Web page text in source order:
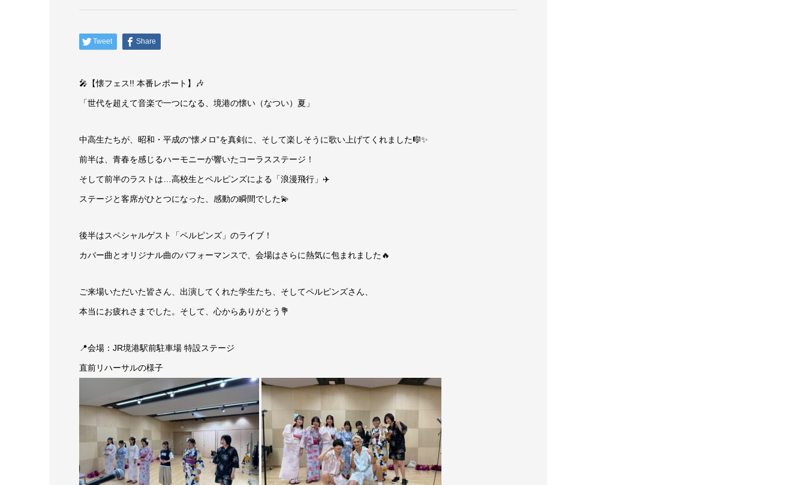
Tweet Share
🎤【懐フェス!! 本番レポート】🎶
「世代を超えて音楽で一つになる、境港の懐い（なつい）夏」
中高生たちが、昭和・平成の“懐メロ”を真剣に、そして楽しそうに歌い上げてくれました🎼✨
前半は、青春を感じるハーモニーが響いたコーラスステージ！
そして前半のラストは…高校生とペルピンズによる「浪漫飛行」✈️
ステージと客席がひとつになった、感動の瞬間でした💫
後半はスペシャルゲスト「ペルピンズ」のライブ！
カバー曲とオリジナル曲のパフォーマンスで、会場はさらに熱気に包まれました🔥
ご来場いただいた皆さん、出演してくれた学生たち、そしてペルピンズさん、
本当にお疲れさまでした。そして、心からありがとう💐
📍会場：JR境港駅前駐車場 特設ステージ
直前リハーサルの様子